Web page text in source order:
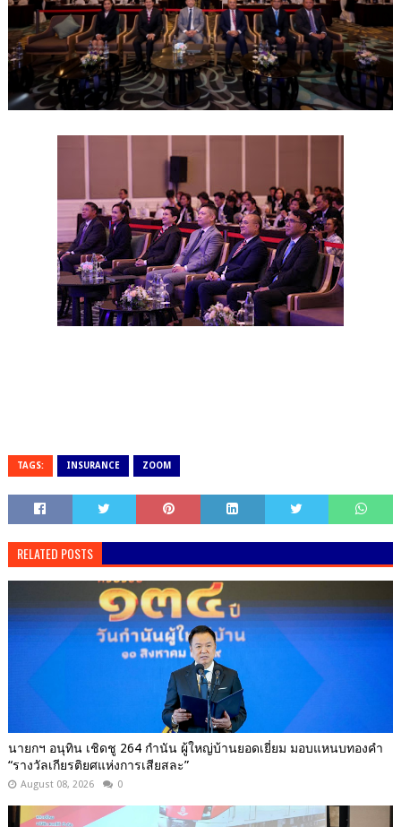
TAGS: INSURANCE ZOOM
RELATED POSTS
นายกฯ อนุทิน เชิดชู 264 กำนัน ผู้ใหญ่บ้านยอดเยี่ยม มอบแหนบทองคำ
“รางวัลเกียรติยศแห่งการเสียสละ”
August 08, 2026 0